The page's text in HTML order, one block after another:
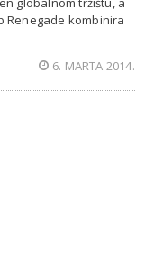
Renegade kombinira
6. MARTA 2014.